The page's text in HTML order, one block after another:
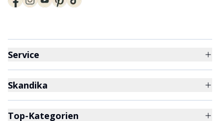
Service
Skandika
Top-Kategorien